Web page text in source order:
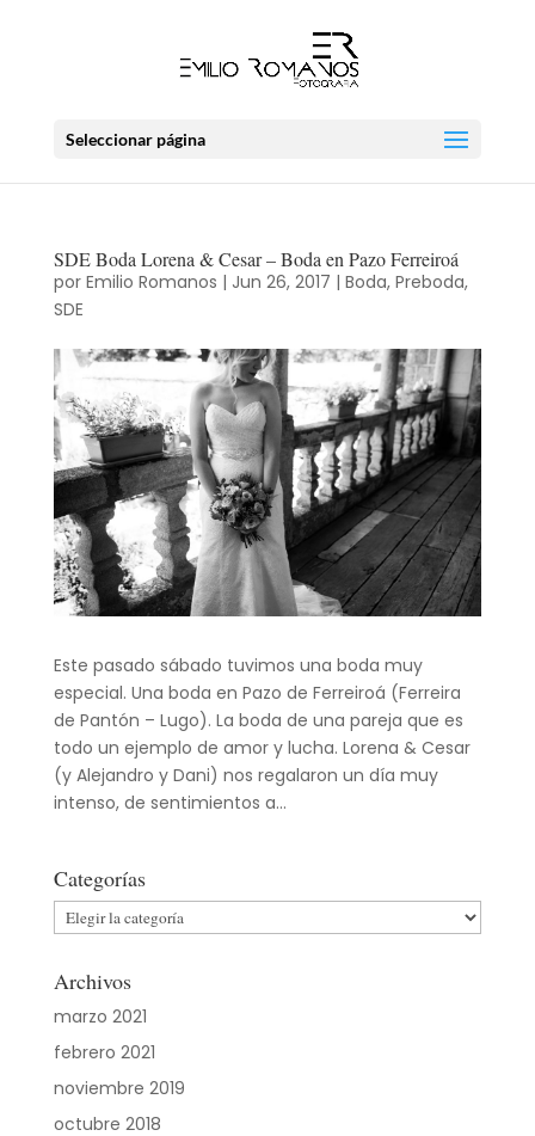
Seleccionar página
SDE Boda Lorena & Cesar – Boda en Pazo Ferreiroá
por Emilio Romanos | Jun 26, 2017 | Boda, Preboda,
SDE
Este pasado sábado tuvimos una boda muy
especial. Una boda en Pazo de Ferreiroá (Ferreira
de Pantón – Lugo). La boda de una pareja que es
todo un ejemplo de amor y lucha. Lorena & Cesar
(y Alejandro y Dani) nos regalaron un día muy
intenso, de sentimientos a...
Categorías
Categorías
Archivos
marzo 2021
febrero 2021
noviembre 2019
octubre 2018